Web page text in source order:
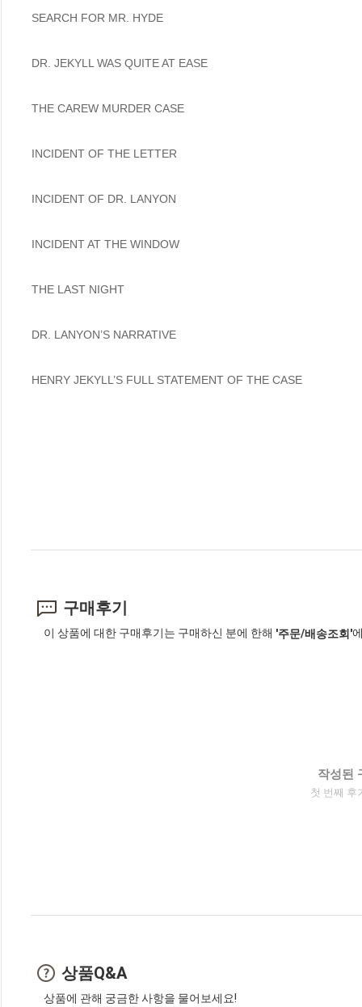
SEARCH FOR MR. HYDE
DR. JEKYLL WAS QUITE AT EASE
THE CAREW MURDER CASE
INCIDENT OF THE LETTER
INCIDENT OF DR. LANYON
INCIDENT AT THE WINDOW
THE LAST NIGHT
DR. LANYON’S NARRATIVE
HENRY JEKYLL’S FULL STATEMENT OF THE CASE
구매후기
이 상품에 대한 구매후기는 구매하신 분에 한해 '주문/배송조회'
작성된
첫 번째 후
상품Q&A
상품에 관해 궁금한 사항을 물어보세요!